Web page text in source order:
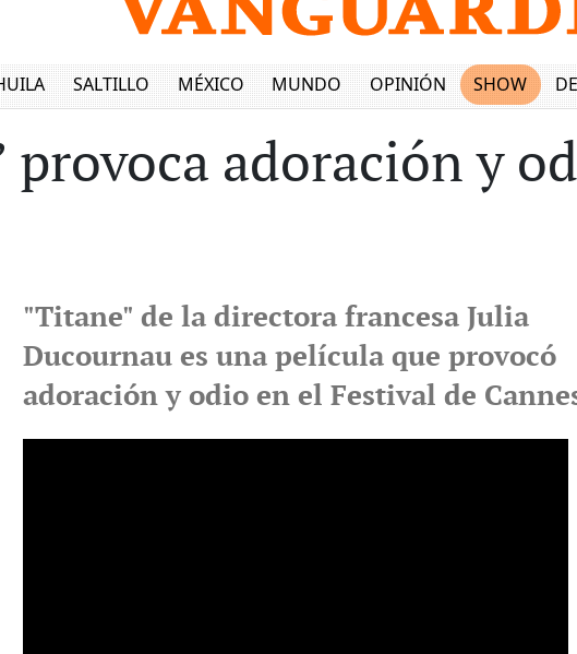
SALTILLO MÉXICO MUNDO OPINIÓN SHOW
provoca adoración y
"Titane" de la directora francesa Julia
Ducournau es una película que provocó
adoración y odio en el Festival de